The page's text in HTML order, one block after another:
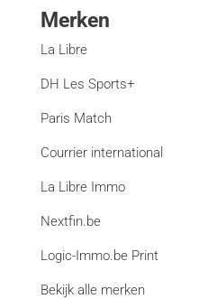
Merken
La Libre
DH Les Sports+
Paris Match
Courrier international
La Libre Immo
Nextfin.be
Logic-Immo.be Print
Bekijk alle merken